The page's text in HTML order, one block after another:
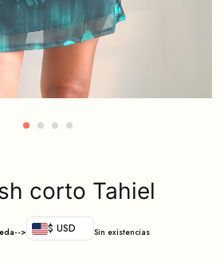
corto Tahiel
> $ USD Sin existencias